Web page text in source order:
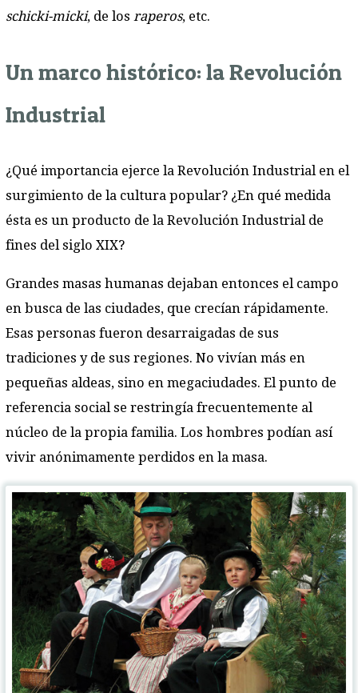
schicki-micki, de los raperos, etc.
Un marco histórico: la Revolución
Industrial
¿Qué importancia ejerce la Revolución Industrial en el
surgimiento de la cultura popular? ¿En qué medida
ésta es un producto de la Revolución Industrial de
fines del siglo XIX?
Grandes masas humanas dejaban entonces el campo
en busca de las ciudades, que crecían rápidamente.
Esas personas fueron desarraigadas de sus
tradiciones y de sus regiones. No vivían más en
pequeñas aldeas, sino en megaciudades. El punto de
referencia social se restringía frecuentemente al
núcleo de la propia familia. Los hombres podían así
vivir anónimamente perdidos en la masa.